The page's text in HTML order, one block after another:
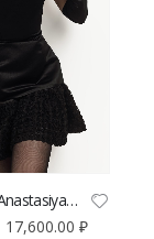
Платье AB [Anastasiya Burdyugova] | VERESK studio
17,600.00₽